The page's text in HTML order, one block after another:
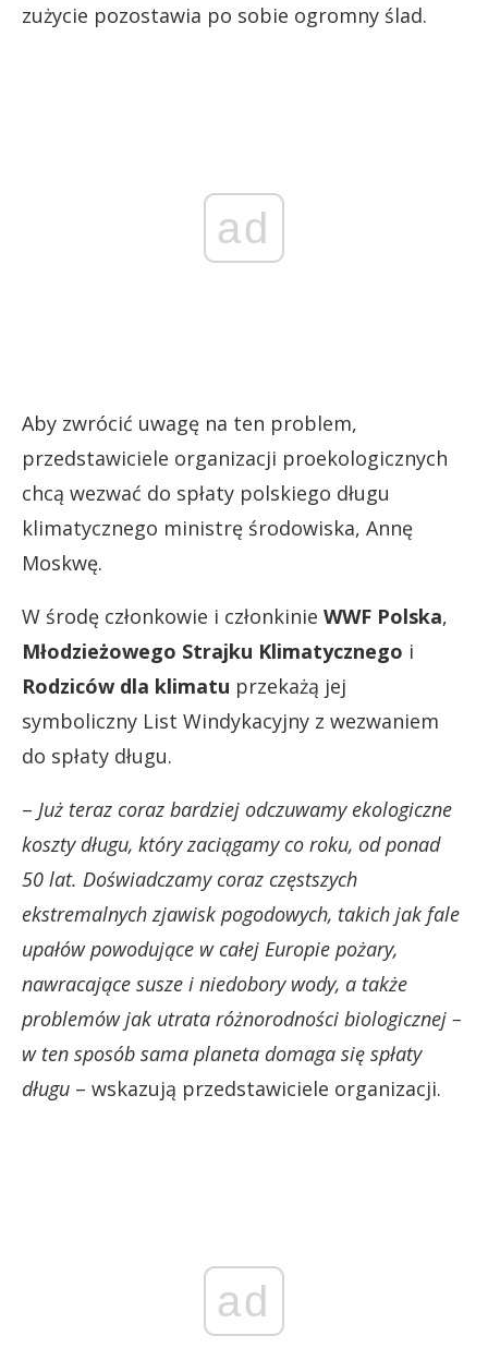
zużycie pozostawia po sobie ogromny ślad.
ad
Aby zwrócić uwagę na ten problem,
przedstawiciele organizacji proekologicznych
chcą wezwać do spłaty polskiego długu
klimatycznego ministrę środowiska, Annę
Moskwę.
W środę członkowie i członkinie WWF Polska,
Młodzieżowego Strajku Klimatycznego i
Rodziców dla klimatu przekażą jej
symboliczny List Windykacyjny z wezwaniem
do spłaty długu.
– Już teraz coraz bardziej odczuwamy ekologiczne
koszty długu, który zaciągamy co roku, od ponad
50 lat. Doświadczamy coraz częstszych
ekstremalnych zjawisk pogodowych, takich jak fale
upałów powodujące w całej Europie pożary,
nawracające susze i niedobory wody, a także
problemów jak utrata różnorodności biologicznej –
w ten sposób sama planeta domaga się spłaty
długu – wskazują przedstawiciele organizacji.
ad